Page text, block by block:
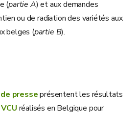
(partie A) et aux demandes
ou de radiation des variétés aux
belges (partie B).
presseprésentent les résultats
réalisés en Belgique pour